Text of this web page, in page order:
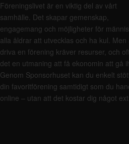
Föreningslivet är en viktig del av vårt
samhälle. Det skapar gemenskap,
engagemang och möjligheter för
alla åldrar att utvecklas och ha kul. Men
driva en förening kräver resurser, och
det en utmaning att få ekonomin att gå
Genom Sponsorhuset kan du enkelt
din favoritförening samtidigt som du
online – utan att det kostar dig något